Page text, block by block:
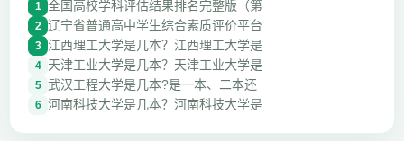
1 全国高校学科评估结果排名完整版（第
2 辽宁省普通高中学生综合素质评价平台
3 江西理工大学是几本？江西理工大学是
4 天津工业大学是几本？天津工业大学是
5 武汉工程大学是几本?是一本、二本还
6 河南科技大学是几本？河南科技大学是